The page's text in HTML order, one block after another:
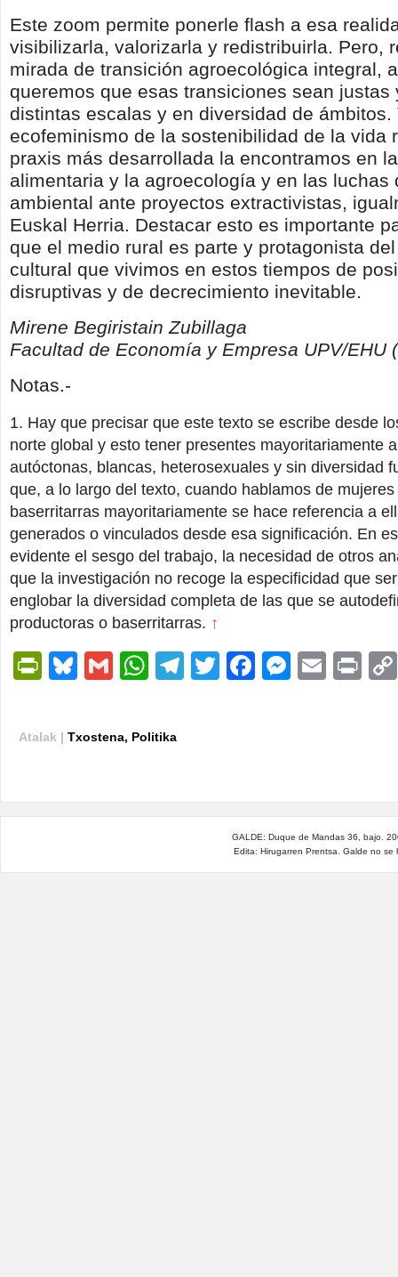
Este zoom permite ponerle flash a esa
visibilizarla, valorizarla y redistribuirla. Pero,
mirada de transición agroecológica integral,
queremos que esas transiciones sean justas
distintas escalas y en diversidad de ámbitos.
ecofeminismo de la sostenibilidad de la vida
praxis más desarrollada la encontramos en
alimentaria y la agroecología y en las luchas
ambiental ante proyectos extractivistas,
Euskal Herria. Destacar esto es importante
que el medio rural es parte y protagonista
cultural que vivimos en estos tiempos de
disruptivas y de decrecimiento inevitable.
Mirene Begiristain Zubillaga
Facultad de Economía y Empresa UPV/EHU
Notas.-
Hay que precisar que este texto se escribe desde
norte global y esto tener presentes mayoritariamente
autóctonas, blancas, heterosexuales y sin diversidad
que, a lo largo del texto, cuando hablamos de
baserritarras mayoritariamente se hace referencia a
generados o vinculados desde esa significación. En
evidente el sesgo del trabajo, la necesidad de otros
que la investigación no recoge la especificidad que
englobar la diversidad completa de las que se
productoras o baserritarras. ↑
PrintFriendly
Bluesky
GmailWhatsApp
Telegram
TwitterFacebook
Email
Atalak | Txostena, Politika
GALDE: Duque de Mandas 36, bajo.
Edita: Hirugarren Prentsa. Galde no